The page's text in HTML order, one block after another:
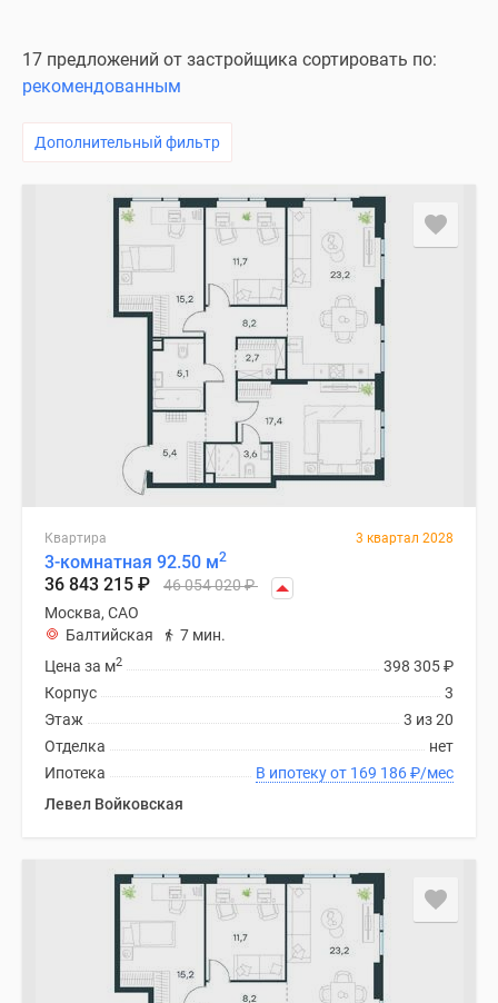
17 предложений от застройщика сортировать по:
рекомендованным
Дополнительный фильтр
Квартира 3 квартал 2028
3-комнатная 92.50 м2
36 843 215 ₽ 46 054 020₽
Москва, САО
Балтийская
7 мин.
398 305₽
Цена за м2
3
Корпус
3 из 20
Этаж
нет
Отделка
В ипотеку от 169 186₽/мес
Ипотека
Левел Войковская